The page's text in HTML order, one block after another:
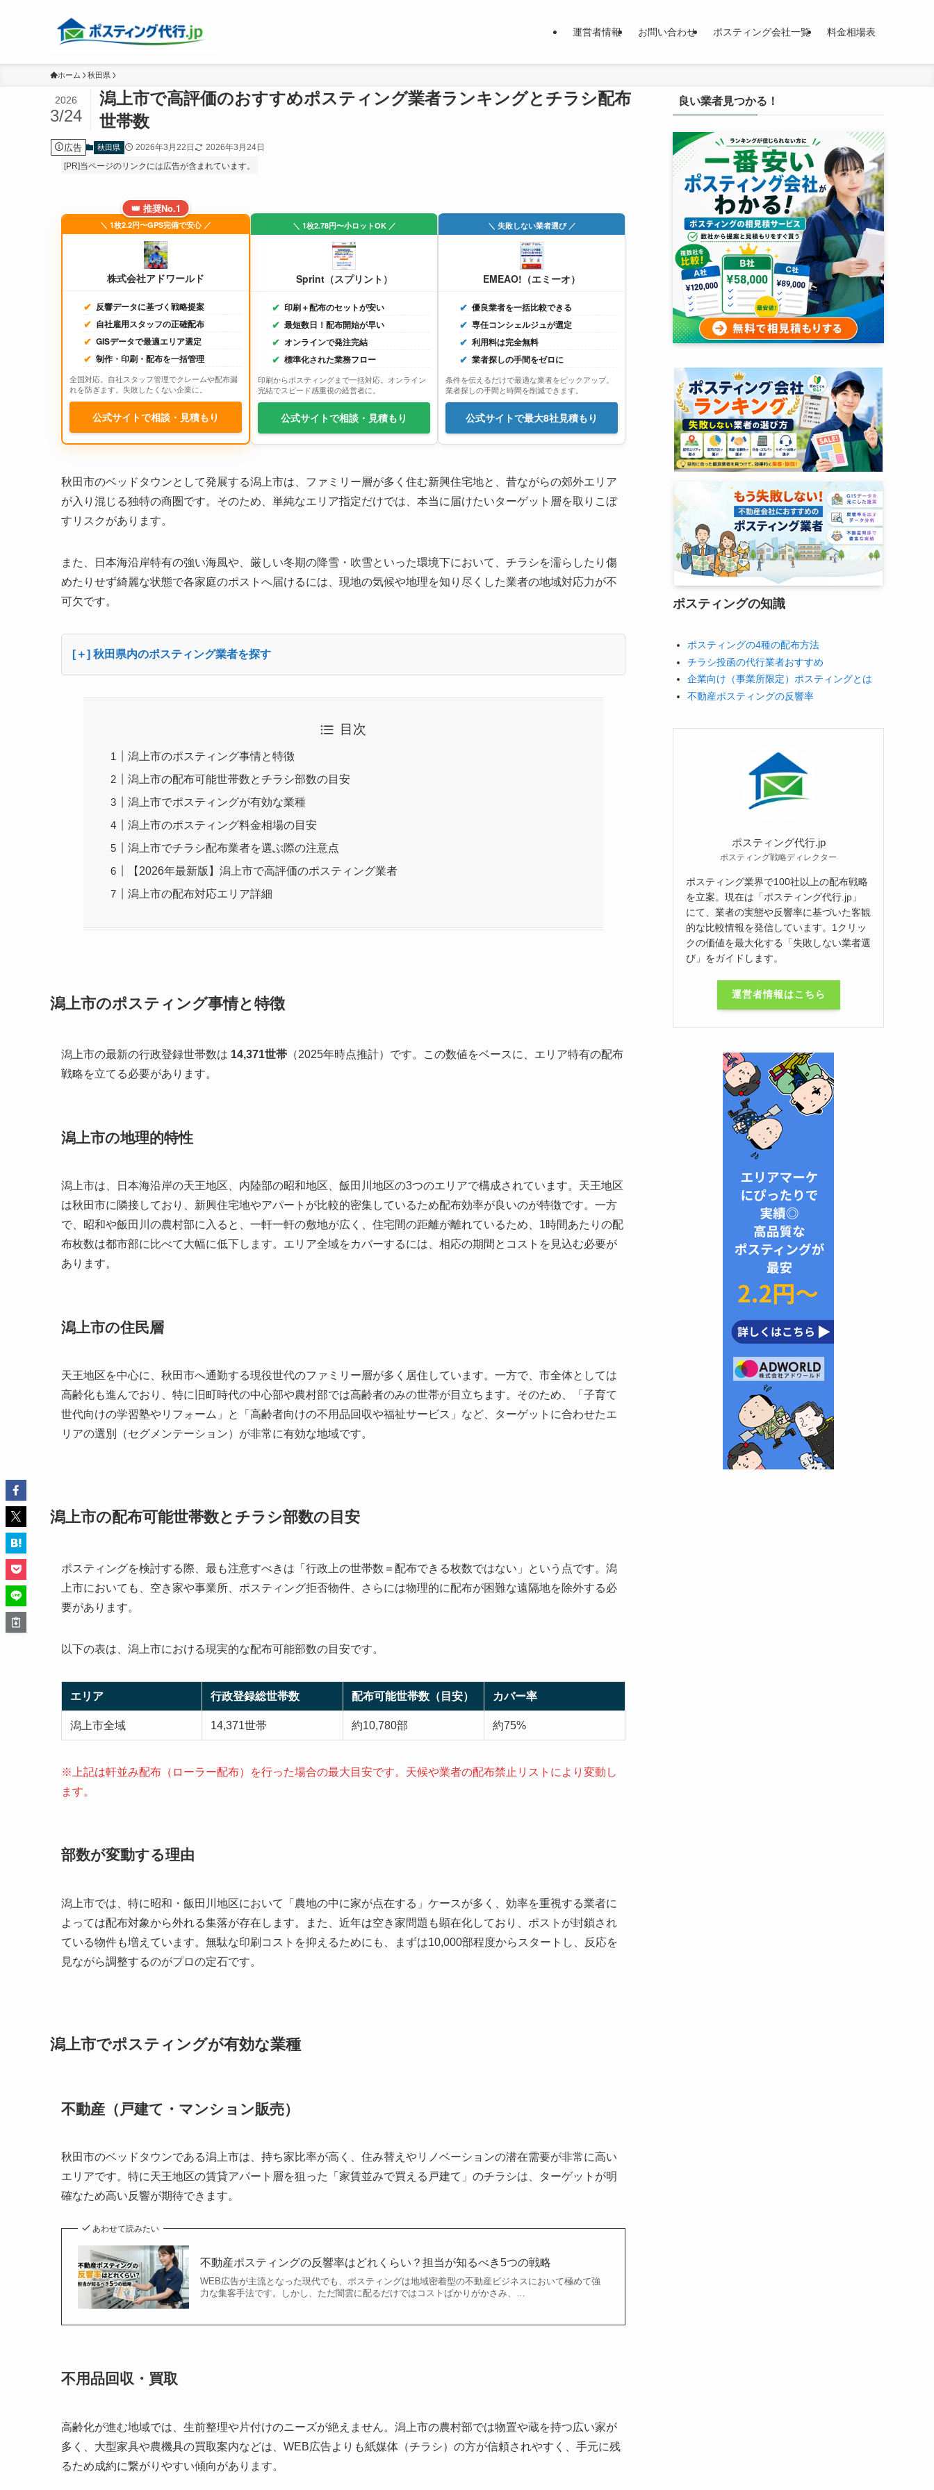
運営者情報 お問い合わせ ポスティング会社一覧 料金相場表
ホーム 秋田県
潟上市で高評価のおすすめポスティング業者ランキングとチラシ配布
世帯数
2026
3/24
広告 秋田県 2026年3月22日
2026年3月24日
[PR]当ページのリンクには広告が含まれています。
👑 推奨No.1
＼ 1枚2.2円〜GPS完備で安心 ／
株式会社アドワールド
反響データに基づく戦略提案
自社雇用スタッフの正確配布
GISデータで最適エリア選定
制作・印刷・配布を一括管理
全国対応。自社スタッフ管理でクレームや配布漏
れを防ぎます。失敗したくない企業に。
公式サイトで相談・見積もり
＼ 1枚2.78円〜小ロットOK ／
Sprint（スプリント）
印刷＋配布のセットが安い
最短数日！配布開始が早い
オンラインで発注完結
標準化された業務フロー
印刷からポスティングまで一括対応。オンライン
完結でスピード感重視の経営者に。
公式サイトで相談・見積もり
＼ 失敗しない業者選び ／
EMEAO!（エミーオ）
優良業者を一括比較できる
専任コンシェルジュが選定
利用料は完全無料
業者探しの手間をゼロに
条件を伝えるだけで最適な業者をピックアップ。
業者探しの手間と時間を削減できます。
公式サイトで最大8社見積もり
秋田市のベッドタウンとして発展する潟上市は、ファミリー層が多く住む新興住宅地と、昔ながらの郊外エリア
が入り混じる独特の商圏です。そのため、単純なエリア指定だけでは、本当に届けたいターゲット層を取りこぼ
すリスクがあります。
また、日本海沿岸特有の強い海風や、厳しい冬期の降雪・吹雪といった環境下において、チラシを濡らしたり傷
めたりせず綺麗な状態で各家庭のポストへ届けるには、現地の気候や地理を知り尽くした業者の地域対応力が不
可欠です。
[＋] 秋田県内のポスティング業者を探す
目次
潟上市のポスティング事情と特徴
潟上市の配布可能世帯数とチラシ部数の目安
潟上市でポスティングが有効な業種
潟上市のポスティング料金相場の目安
潟上市でチラシ配布業者を選ぶ際の注意点
【2026年最新版】潟上市で高評価のポスティング業者
潟上市の配布対応エリア詳細
潟上市のポスティング事情と特徴
潟上市の最新の行政登録世帯数は 14,371世帯 （2025年時点推計）です。この数値をベースに、エリア特有の配布
戦略を立てる必要があります。
潟上市の地理的特性
潟上市は、日本海沿岸の天王地区、内陸部の昭和地区、飯田川地区の3つのエリアで構成されています。天王地区
は秋田市に隣接しており、新興住宅地やアパートが比較的密集しているため配布効率が良いのが特徴です。一方
で、昭和や飯田川の農村部に入ると、一軒一軒の敷地が広く、住宅間の距離が離れているため、1時間あたりの配
布枚数は都市部に比べて大幅に低下します。エリア全域をカバーするには、相応の期間とコストを見込む必要が
あります。
潟上市の住民層
天王地区を中心に、秋田市へ通勤する現役世代のファミリー層が多く居住しています。一方で、市全体としては
高齢化も進んでおり、特に旧町時代の中心部や農村部では高齢者のみの世帯が目立ちます。そのため、「子育て
世代向けの学習塾やリフォーム」と「高齢者向けの不用品回収や福祉サービス」など、ターゲットに合わせたエ
リアの選別（セグメンテーション）が非常に有効な地域です。
潟上市の配布可能世帯数とチラシ部数の目安
ポスティングを検討する際、最も注意すべきは「行政上の世帯数＝配布できる枚数ではない」という点です。潟
上市においても、空き家や事業所、ポスティング拒否物件、さらには物理的に配布が困難な遠隔地を除外する必
要があります。
以下の表は、潟上市における現実的な配布可能部数の目安です。
エリア 行政登録総世帯数 配布可能世帯数（目安） カバー率
潟上市全域 14,371世帯 約10,780部 約75%
※上記は軒並み配布（ローラー配布）を行った場合の最大目安です。天候や業者の配布禁止リストにより変動し
ます。
部数が変動する理由
潟上市では、特に昭和・飯田川地区において「農地の中に家が点在する」ケースが多く、効率を重視する業者に
よっては配布対象から外れる集落が存在します。また、近年は空き家問題も顕在化しており、ポストが封鎖され
ている物件も増えています。無駄な印刷コストを抑えるためにも、まずは10,000部程度からスタートし、反応を
見ながら調整するのがプロの定石です。
潟上市でポスティングが有効な業種
不動産（戸建て・マンション販売）
秋田市のベッドタウンである潟上市は、持ち家比率が高く、住み替えやリノベーションの潜在需要が非常に高い
エリアです。特に天王地区の賃貸アパート層を狙った「家賃並みで買える戸建て」のチラシは、ターゲットが明
確なため高い反響が期待できます。
あわせて読みたい
不動産ポスティングの反響率はどれくらい？担当が知るべき5つの戦略
WEB広告が主流となった現代でも、ポスティングは地域密着型の不動産ビジネスにおいて極めて強
力な集客手法です。しかし、ただ闇雲に配るだけではコストばかりがかさみ、…
不用品回収・買取
高齢化が進む地域では、生前整理や片付けのニーズが絶えません。潟上市の農村部では物置や蔵を持つ広い家が
多く、大型家具や農機具の買取案内などは、WEB広告よりも紙媒体（チラシ）の方が信頼されやすく、手元に残
るため成約に繋がりやすい傾向があります。
良い業者見つかる！
ポスティングの知識
ポスティングの4種の配布方法
チラシ投函の代行業者おすすめ
企業向け（事業所限定）ポスティングとは
不動産ポスティングの反響率
ポスティング代行.jp
ポスティング戦略ディレクター
ポスティング業界で100社以上の配布戦略
を立案。現在は「ポスティング代行.jp」
にて、業者の実態や反響率に基づいた客観
的な比較情報を発信しています。1クリッ
クの価値を最大化する「失敗しない業者選
び」をガイドします。
運営者情報はこちら